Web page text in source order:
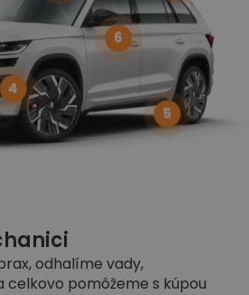
odhalíme vady,
celkovo pomôžeme s kúpou
4
5
6